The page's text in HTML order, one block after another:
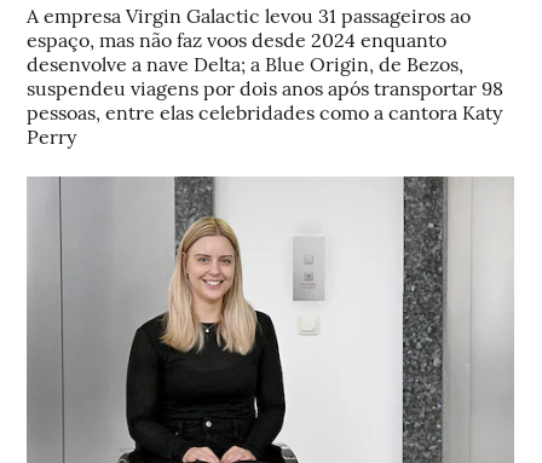
A empresa Virgin Galactic levou 31 passageiros ao
espaço, mas não faz voos desde 2024 enquanto
desenvolve a nave Delta; a Blue Origin, de Bezos,
suspendeu viagens por dois anos após transportar 98
pessoas, entre elas celebridades como a cantora Katy
Perry